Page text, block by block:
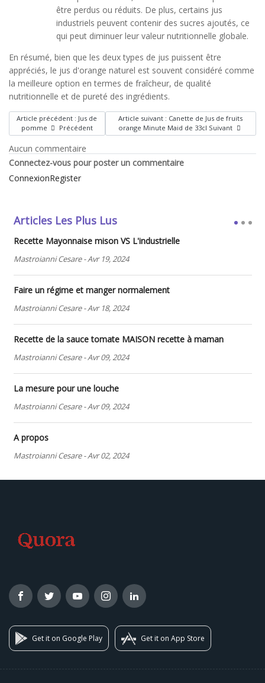
être perdus ou réduits. De plus, certains jus
industriels peuvent contenir des sucres ajoutés, ce
qui peut diminuer leur valeur nutritionnelle globale.
En résumé, bien que les deux types de jus puissent être
appréciés, le jus d'orange naturel est souvent considéré comme
la meilleure option en termes de fraîcheur, de qualité
nutritionnelle et de pureté des ingrédients.
Article précédent : Jus de
pomme
Précédent
Article suivant : Canette de Jus de fruits
orange Minute Maid de 33cl Suivant
Aucun commentaire
Connectez-vous pour poster un commentaire
ConnexionRegister
Articles Les Plus Lus
Recette Mayonnaise mison VS L'industrielle
Mastroianni Cesare-Avr 19, 2024
Faire un régime et manger normalement
Mastroianni Cesare-Avr 18, 2024
Recette de la sauce tomate MAISON recette à maman
Mastroianni Cesare-Avr 09, 2024
La mesure pour une louche
Mastroianni Cesare-Avr 09, 2024
A propos
Mastroianni Cesare-Avr 02, 2024
Get it on Google Play Get it on App Store